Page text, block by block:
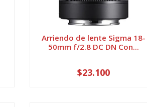
Arriendo de lente Sigma 18-
50mm f/2.8 DC DN Con...
$23.100